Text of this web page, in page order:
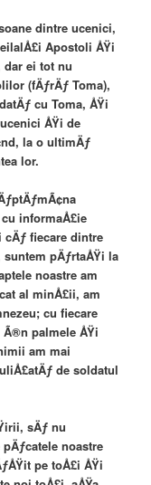
dintre ucenici,
Apostoli ÅŸi
dar ei tot nu
(fÄƒrÄƒ Toma),
cu Toma, ÅŸi
ÅŸi de
la o ultimÄƒ
lor.
informaÅ£ie
fiecare dintre
pÄƒrtaÅŸi la
noastre am
al minÅ£ii, am
cu fiecare
palmele ÅŸi
am mai
de soldatul
sÄƒ nu
noastre
pe toÅ£i ÅŸi